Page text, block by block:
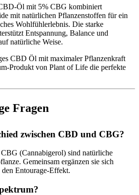
Öl mit 5% CBG kombiniert
mit natürlichen Pflanzenstoffen für ein
Wohlfühlerlebnis. Die starke
Entspannung, Balance und
natürliche Weise.
CBD Öl mit maximaler Pflanzenkraft
Produkt von Plant of Life die perfekte
Fragen
zwischen CBD und CBG?
(Cannabigerol) sind natürliche
Gemeinsam ergänzen sie sich
Entourage-Effekt.